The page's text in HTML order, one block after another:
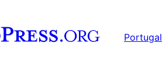
Portugal